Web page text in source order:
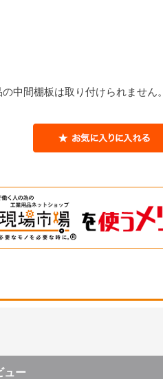
中間棚板は取り付けられません。
ュー